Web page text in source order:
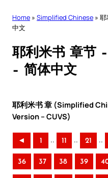
Home » Simplified Chinese » 耶
中文
耶利米书 章节
– 简体中文
耶利米书 章 (Simplified
Version – CUVS)
◄ 1 .. 11 .. 21 ..
36 37 38 39